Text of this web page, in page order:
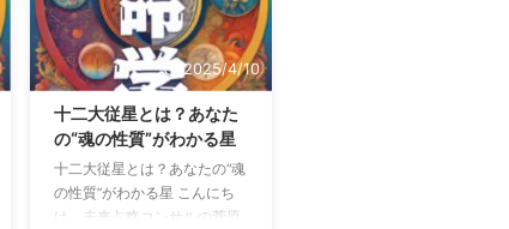
はうまくやっている」と思い
始めます。 そして不思議なこ
とに、一番大切だったはずの
声が、聞こえなくなってい
く。 師匠の言葉。昔お世話に
なった人の助言。厳しくも愛
のあるフィードバック。 それ
らが「うるさいもの」「古い
価値観」「今の自分には合わ
2025/4/10
十二大従星とは？あなた
の“魂の性質”がわかる星
十二大従星とは？あなたの“魂
の性質”がわかる星 こんにち
は、未来占略コンサルの菅原